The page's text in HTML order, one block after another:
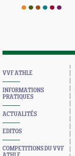
VVF ATHLE
INFORMATIONS
PRATIQUES
ACTUALITÉS
EDITOS
COMPETITIONS DU VVF